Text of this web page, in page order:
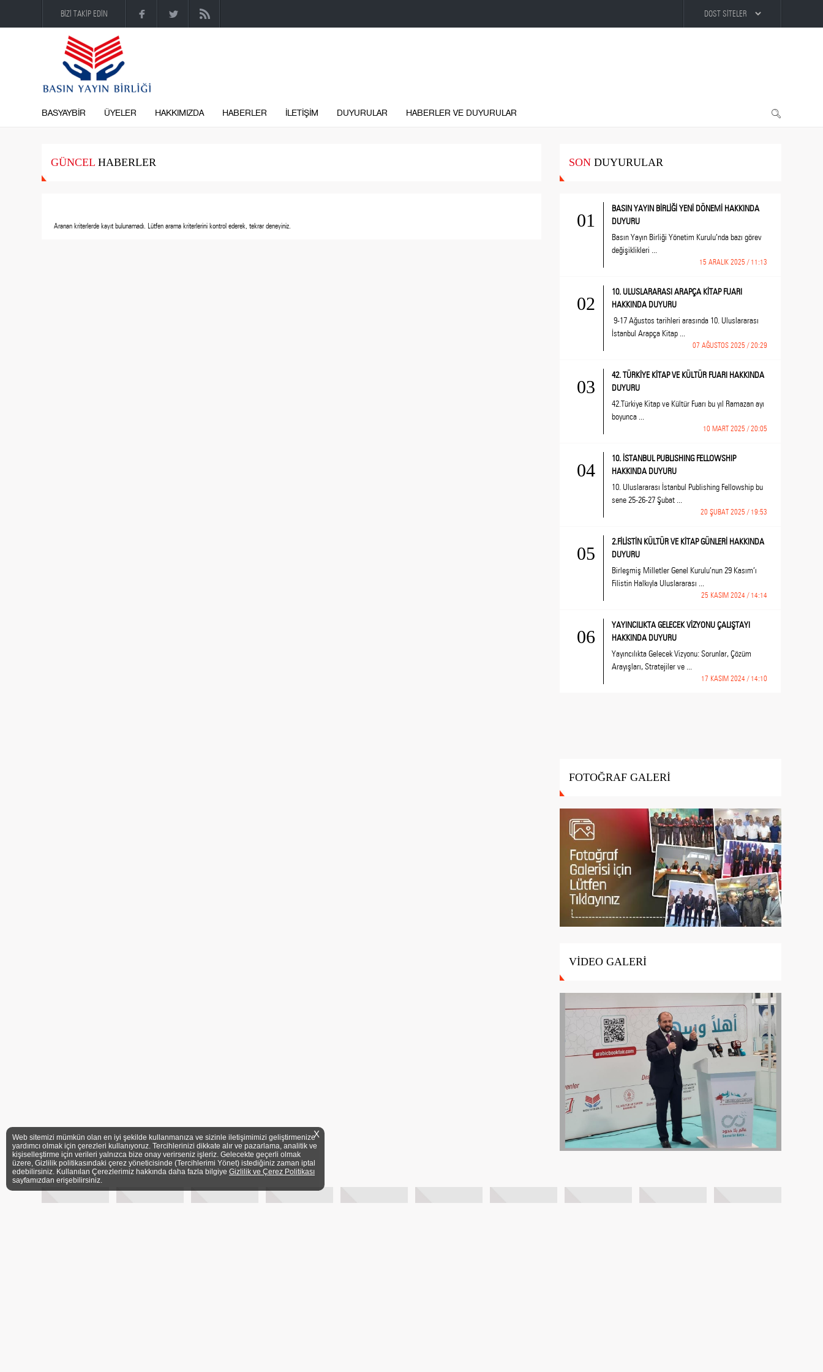
BİZİ TAKİP EDİN
BASYAYBİR ÜYELER HAKKIMIZDA HABERLER İLETİŞİM DUYURULAR HABERLER VE DUYURULAR
GÜNCELHABERLER
Aranan kriterlerde kayıt bulunamadı. Lütfen arama kriterlerini kontrol ederek, tekrar deneyiniz.
SONDUYURULAR
01
BASIN YAYIN BİRLİĞİ YENİ DÖNEMİ HAKKINDA
DUYURU
Basın Yayın Birliği Yönetim Kurulu’nda bazı görev
değişiklikleri ...
15 ARALIK 2025 / 11:13
02
10. ULUSLARARASI ARAPÇA KİTAP FUARI
HAKKINDA DUYURU
9-17 Ağustos tarihleri arasında 10. Uluslararası
İstanbul Arapça Kitap ...
07 AĞUSTOS 2025 / 20:29
03
42. TÜRKİYE KİTAP VE KÜLTÜR FUARI HAKKINDA
DUYURU
42.Türkiye Kitap ve Kültür Fuarı bu yıl Ramazan ayı
boyunca ...
10 MART 2025 / 20:05
04
10. İSTANBUL PUBLISHING FELLOWSHIP
HAKKINDA DUYURU
10. Uluslararası İstanbul Publishing Fellowship bu
sene 25-26-27 Şubat ...
20 ŞUBAT 2025 / 19:53
05
2.FİLİSTİN KÜLTÜR VE KİTAP GÜNLERİ HAKKINDA
DUYURU
Birleşmiş Milletler Genel Kurulu’nun 29 Kasım’ı
Filistin Halkıyla Uluslararası ...
25 KASIM 2024 / 14:14
06
YAYINCILIKTA GELECEK VİZYONU ÇALIŞTAYI
HAKKINDA DUYURU
Yayıncılıkta Gelecek Vizyonu: Sorunlar, Çözüm
Arayışları, Stratejiler ve ...
17 KASIM 2024 / 14:10
FOTOĞRAF GALERİ
VİDEO GALERİ
Web sitemizi mümkün olan en iyi şekilde kullanmanıza ve sizinle iletişimimizi geliştirmenize
yardımcı olmak için çerezleri kullanıyoruz. Tercihlerinizi dikkate alır ve pazarlama, analitik ve
kişiselleştirme için verileri yalnızca bize onay verirseniz işleriz. Gelecekte geçerli olmak
üzere, Gizlilik politikasındaki çerez yöneticisinde (Tercihlerimi Yönet) istediğiniz zaman iptal
edebilirsiniz. Kullanılan Çerezlerimiz hakkında daha fazla bilgiye Gizlilik ve Çerez Politikası
sayfamızdan erişebilirsiniz.
X